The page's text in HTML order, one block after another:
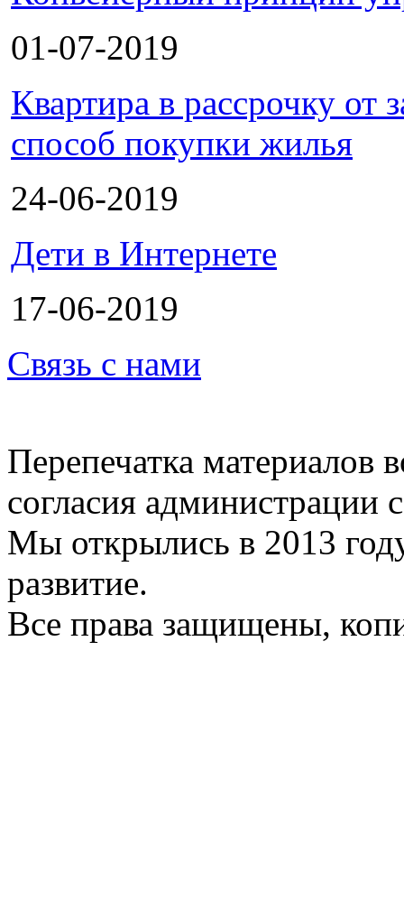
01-07-2019
Квартира в рассрочку
способ покупки жилья
24-06-2019
Дети в Интернете
17-06-2019
Связь с нами
Перепечатка материалов
согласия администрации
Мы открылись в 2013
развитие.
Все права защищены,